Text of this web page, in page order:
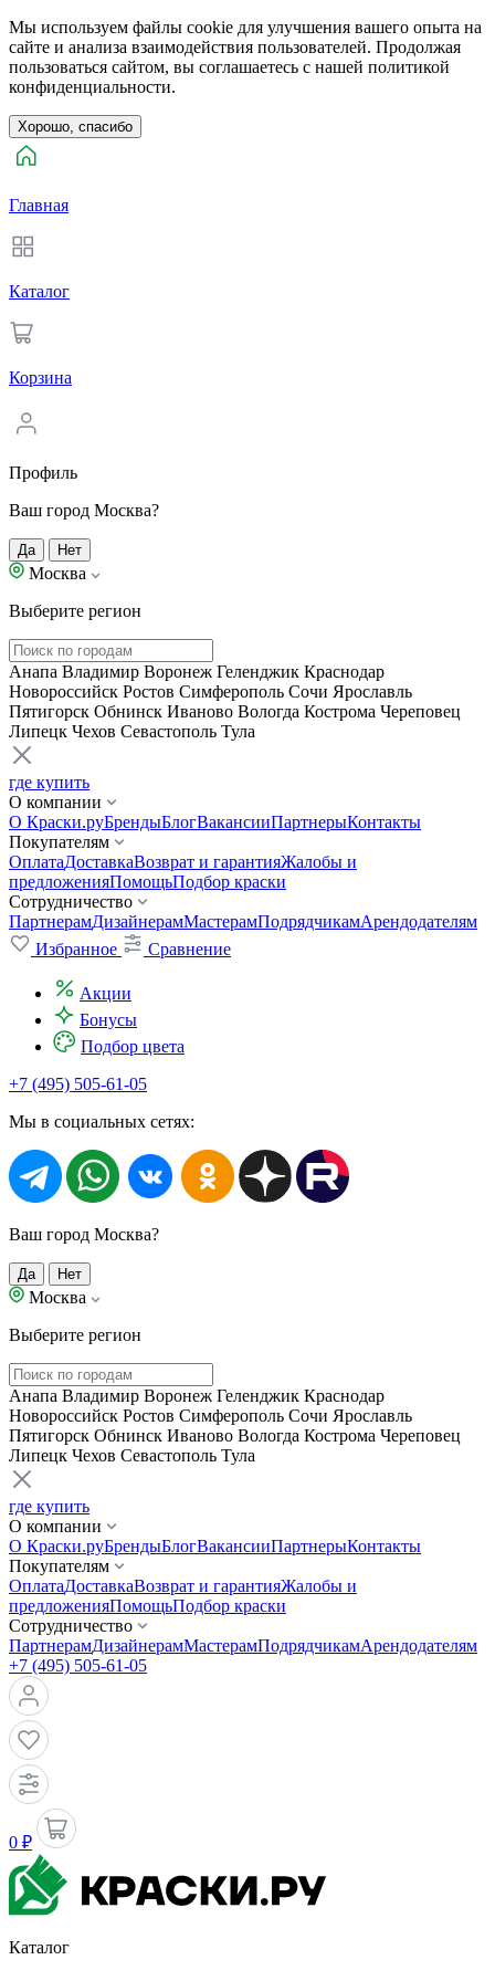
Мы используем файлы cookie для улучшения вашего опыта на
сайте и анализа взаимодействия пользователей. Продолжая
пользоваться сайтом, вы соглашаетесь с нашей политикой
конфиденциальности.
Хорошо, спасибо
Главная
Каталог
Корзина
Профиль
Ваш город Москва?
Да Нет
Москва
Выберите регион
Анапа Владимир Воронеж Геленджик Краснодар
Новороссийск Ростов Симферополь Сочи Ярославль
Пятигорск Обнинск Иваново Вологда Кострома Череповец
Липецк Чехов Севастополь Тула
где купить
О компании
О Краски.руБрендыБлогВакансииПартнерыКонтакты
Покупателям
ОплатаДоставкаВозврат и гарантияЖалобы и
предложенияПомощьПодбор краски
Сотрудничество
ПартнерамДизайнерамМастерамПодрядчикамАрендодателям
Избранное
Сравнение
Акции
Бонусы
Подбор цвета
+7 (495) 505-61-05
Мы в социальных сетях:
Ваш город Москва?
Да Нет
Москва
Выберите регион
Анапа Владимир Воронеж Геленджик Краснодар
Новороссийск Ростов Симферополь Сочи Ярославль
Пятигорск Обнинск Иваново Вологда Кострома Череповец
Липецк Чехов Севастополь Тула
где купить
О компании
О Краски.руБрендыБлогВакансииПартнерыКонтакты
Покупателям
ОплатаДоставкаВозврат и гарантияЖалобы и
предложенияПомощьПодбор краски
Сотрудничество
ПартнерамДизайнерамМастерамПодрядчикамАрендодателям
+7 (495) 505-61-05
0 ₽
Каталог